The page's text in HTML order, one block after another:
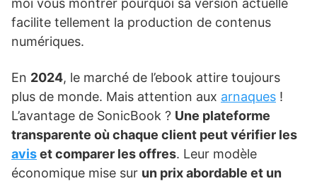
moi vous montrer pourquoi sa version actuelle
facilite tellement la production de contenus
numériques.
En 2024, le marché de l’ebook attire toujours
plus de monde. Mais attention aux arnaques !
L’avantage de SonicBook ? Une plateforme
transparente où chaque client peut vérifier les
aviset comparer les offres. Leur modèle
économique mise sur un prix abordable et un